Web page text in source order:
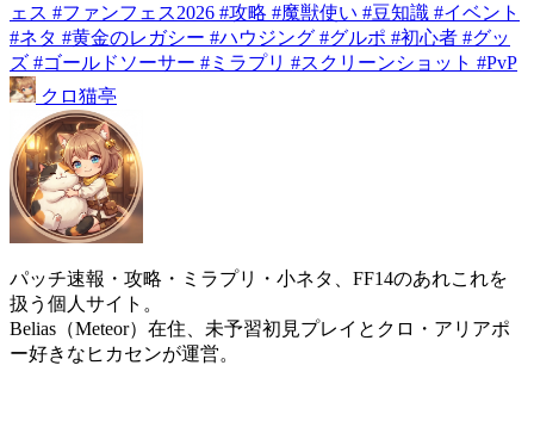
ェス #ファンフェス2026 #攻略 #魔獣使い #豆知識 #イベント
#ネタ #黄金のレガシー #ハウジング #グルポ #初心者 #グッ
ズ #ゴールドソーサー #ミラプリ #スクリーンショット #PvP
クロ猫亭
パッチ速報・攻略・ミラプリ・小ネタ、FF14のあれこれを
扱う個人サイト。
Belias（Meteor）在住、未予習初見プレイとクロ・アリアポ
ー好きなヒカセンが運営。